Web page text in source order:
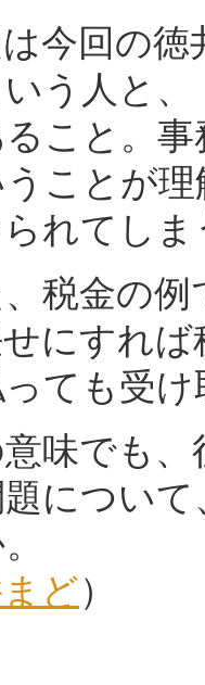
今回の徳
う人と
ること。
ことが
れてしま
税金の例
にすれ
ても受
味でも、
につい
。
ど）